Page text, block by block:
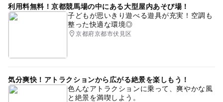
利用料無料！京都競馬場の中にある大型屋内あそび場！
子どもが思いきり遊べる遊具が充実！空調も
整った快適な環境◎
京都府京都市伏見区
気分爽快！アトラクションから広がる絶景を楽しもう！
色んなアトラクションに乗って、爽やかな風
と絶景を満喫しよう。